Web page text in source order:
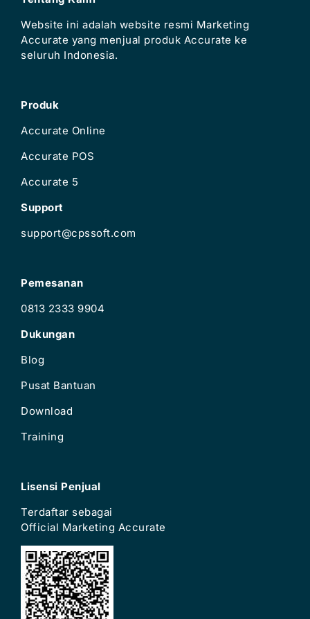
Website ini adalah website resmi Marketing
Accurate yang menjual produk Accurate ke
seluruh Indonesia.
Produk
Accurate Online
Accurate POS
Accurate 5
Support
support@cpssoft.com
Pemesanan
0813 2333 9904
Dukungan
Blog
Pusat Bantuan
Download
Training
Lisensi Penjual
Terdaftar sebagai
Official Marketing Accurate